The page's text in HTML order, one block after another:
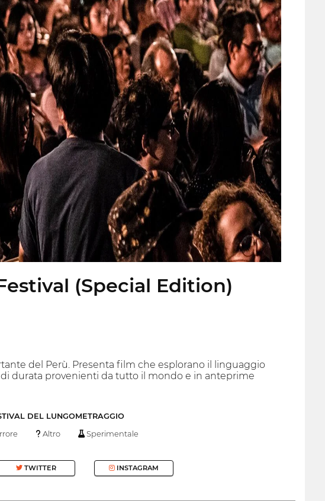
(Special Edition)
del Perù. Presenta film che esplorano il linguaggio
durata provenienti da tutto il mondo e in anteprime
DEL LUNGOMETRAGGIO
Altro Sperimentale
TWITTER INSTAGRAM